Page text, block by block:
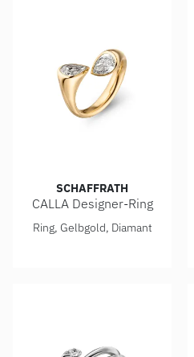
SCHAFFRATH
CALLA Designer-Ring
Schaffrath CALLA Designer-
Ring, Gelbgold, Diamant